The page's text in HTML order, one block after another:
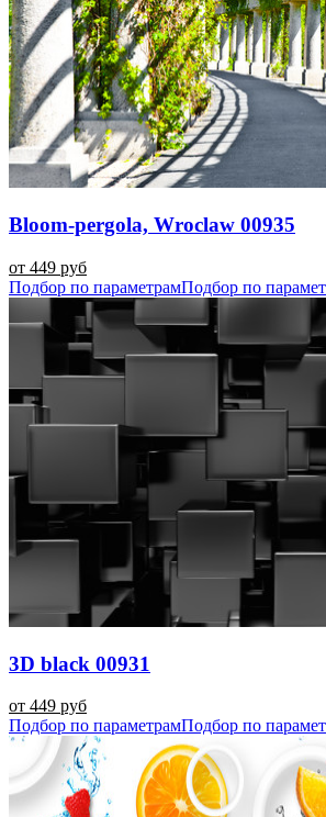
Bloom-pergola, Wroclaw 00935
от 449 руб
Подбор по параметрамПодбор по
3D black 00931
от 449 руб
Подбор по параметрамПодбор по